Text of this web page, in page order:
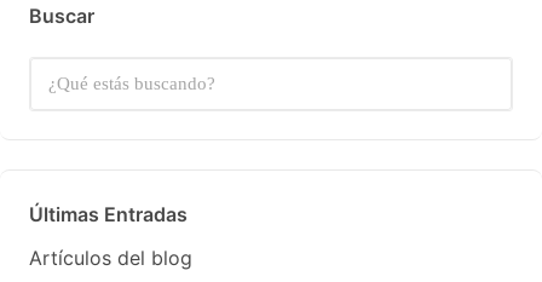
Buscar
Últimas Entradas
Artículos del blog